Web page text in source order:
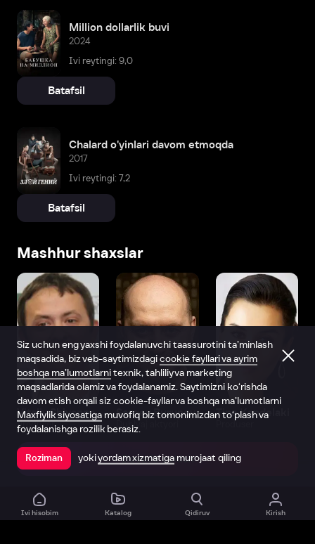
Million dollarlik buvi
2024
Ivi reytingi: 9,0
Batafsil
Chalard o'yinlari davom etmoqda
2017
Ivi reytingi: 7,2
Batafsil
Mashhur shaxslar
Vitaliy Shlyappo
Produser
Sergey Burunov
Dublyaj aktyori
Tina Kandelaki
Ilovada ochish
Ivi hisobim Katalog Qidiruv Kirish
Siz uchun eng yaxshi foydalanuvchi taassurotini ta’minlash
maqsadida, biz veb-saytimizdagicookie fayllari va ayrim
boshqa ma’lumotlarnitexnik, tahliliy va marketing
maqsadlarida olamiz va foydalanamiz. Saytimizni ko‘rishda
davom etish orqali siz cookie-fayllar va boshqa ma’lumotlarni
Maxfiylik siyosatiga muvofiq biz tomonimizdan to‘plash va
foydalanishga rozilik berasiz.
Roziman yokiyordam xizmatiga murojaat qiling